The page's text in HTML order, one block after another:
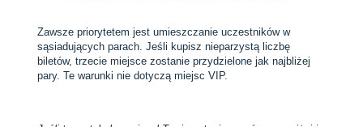
Zawsze priorytetem jest umieszczanie uczestników w
sąsiadujących parach. Jeśli kupisz nieparzystą liczbę
biletów, trzecie miejsce zostanie przydzielone jak najbliżej
pary. Te warunki nie dotyczą miejsc VIP.